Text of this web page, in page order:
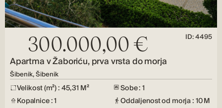
300.000,00 € ID: 4495
Apartma v Žaboriću, prva vrsta do morja
Šibenik, Šibenik
Velikost (m²) : 45,31 M²
Sobe : 1
Kopalnice : 1
Oddaljenost od morja : 10 M